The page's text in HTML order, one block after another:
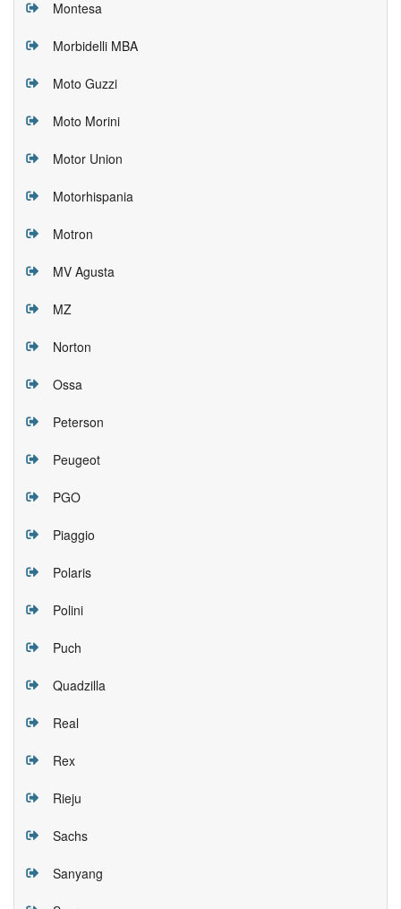
Montesa
Morbidelli MBA
Moto Guzzi
Moto Morini
Motor Union
Motorhispania
Motron
MV Agusta
MZ
Norton
Ossa
Peterson
Peugeot
PGO
Piaggio
Polaris
Polini
Puch
Quadzilla
Real
Rex
Rieju
Sachs
Sanyang